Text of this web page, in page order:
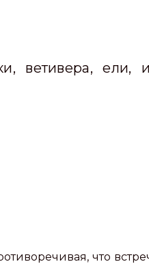
ветивера, ели,
что